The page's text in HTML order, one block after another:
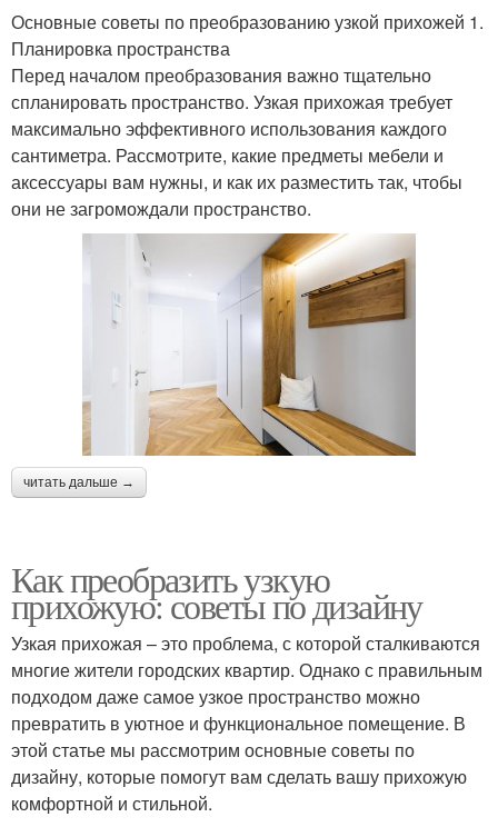
Основные советы по преобразованию узкой прихожей 1.
Планировка пространства
Перед началом преобразования важно тщательно
спланировать пространство. Узкая прихожая требует
максимально эффективного использования каждого
сантиметра. Рассмотрите, какие предметы мебели и
аксессуары вам нужны, и как их разместить так, чтобы
они не загромождали пространство.
читать дальше →
Как преобразить узкую
прихожую: советы по дизайну
Узкая прихожая – это проблема, с которой сталкиваются
многие жители городских квартир. Однако с правильным
подходом даже самое узкое пространство можно
превратить в уютное и функциональное помещение. В
этой статье мы рассмотрим основные советы по
дизайну, которые помогут вам сделать вашу прихожую
комфортной и стильной.